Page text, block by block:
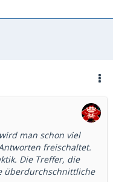
man schon viel
freischaltet.
Die Treffer, die
überdurchschnittliche